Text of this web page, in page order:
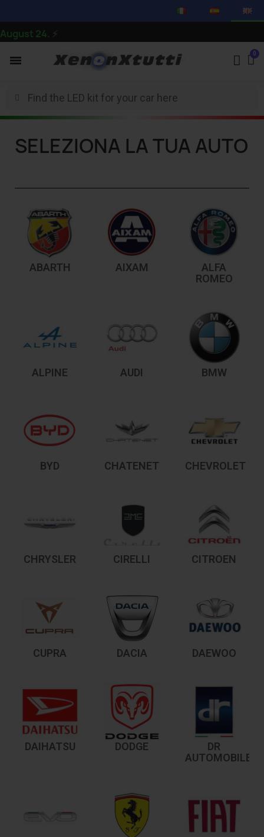
24.⚡
SELEZIONA LA TUA AUTO
ABARTH AIXAM
ALFA
ROMEO
ALPINE AUDI BMW
BYD CHATENET CHEVROLET
CHRYSLER CIRELLI CITROEN
CUPRA DACIA DAEWOO
DAIHATSU DODGE
DR
AUTOMOBILES